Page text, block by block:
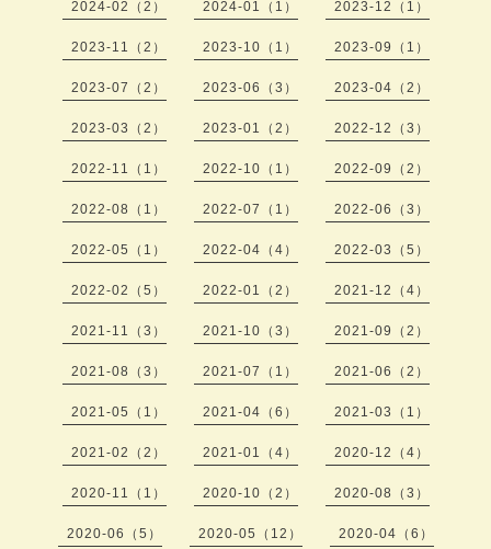
2024-02（2） 2024-01（1） 2023-12（1）
2023-11（2） 2023-10（1） 2023-09（1）
2023-07（2） 2023-06（3） 2023-04（2）
2023-03（2） 2023-01（2） 2022-12（3）
2022-11（1） 2022-10（1） 2022-09（2）
2022-08（1） 2022-07（1） 2022-06（3）
2022-05（1） 2022-04（4） 2022-03（5）
2022-02（5） 2022-01（2） 2021-12（4）
2021-11（3） 2021-10（3） 2021-09（2）
2021-08（3） 2021-07（1） 2021-06（2）
2021-05（1） 2021-04（6） 2021-03（1）
2021-02（2） 2021-01（4） 2020-12（4）
2020-11（1） 2020-10（2） 2020-08（3）
2020-06（5） 2020-05（12） 2020-04（6）